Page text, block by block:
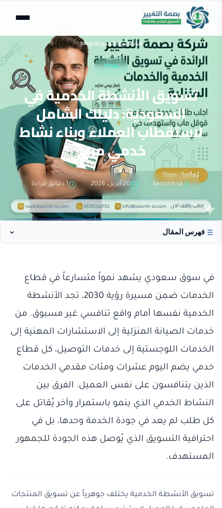
الرئيسية›المدونة›
blog
blog
تسويق الأنشطة الخدمية في
السعودية: دليلك الشامل
لاستقطاب العملاء وبناء نشاط
خدمي مربح
bassmh sa 20 أبريل، 2026 1 دقائق قراءة
فهرس المقال
في سوق سعودي يشهد نمواً متسارعاً في قطاع
الخدمات ضمن مسيرة رؤية 2030، تجد الأنشطة
الخدمية نفسها أمام واقع تنافسي غير مسبوق. من
خدمات الصيانة المنزلية إلى الاستشارات المهنية إلى
الخدمات اللوجستية إلى خدمات التوصيل، كل قطاع
خدمي يضم اليوم عشرات ومئات مقدمي الخدمات
الذين يتنافسون على نفس العميل. الفرق بين
النشاط الخدمي الذي ينمو باستمرار وآخر يُقاتل على
كل طلب لم يعد في جودة الخدمة وحدها، بل في
احترافية التسويق الذي يُوصل هذه الجودة للجمهور
المستهدف.
تسويق الأنشطة الخدمية يختلف جوهرياً عن تسويق المنتجات